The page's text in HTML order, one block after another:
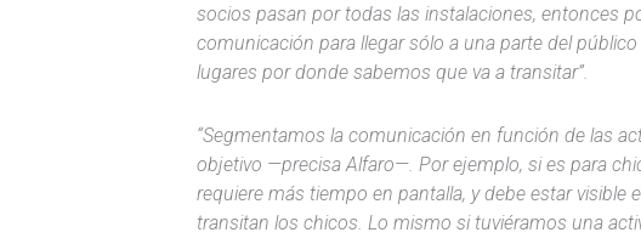
socios pasan por todas las instalaciones, entonces
comunicación para llegar sólo a una parte del
lugares por donde sabemos que va a transitar”.
“Segmentamos la comunicación en función de las
objetivo —precisa Alfaro—. Por ejemplo, si es para
requiere más tiempo en pantalla, y debe estar visible
transitan los chicos. Lo mismo si tuviéramos una